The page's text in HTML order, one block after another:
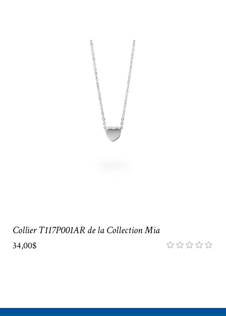
Collier T117P001AR de la Collection Mia
34,00$